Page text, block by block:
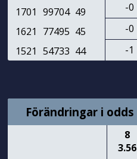
1701 99704 49
1621
77495 45
1521 54733 44
-0
-0
-1
Förändringar i odds
8
3.56